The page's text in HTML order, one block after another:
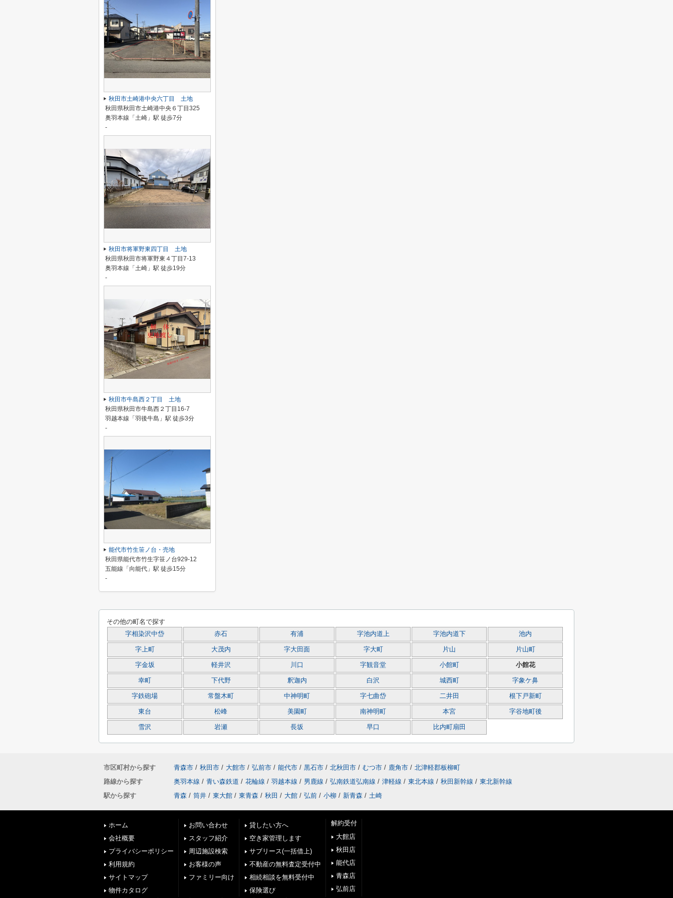
秋田市土崎港中央六丁目 土地
秋田県秋田市土崎港中央６丁目325
奥羽本線「土崎」駅 徒歩7分
-
秋田市将軍野東四丁目 土地
秋田県秋田市将軍野東４丁目7-13
奥羽本線「土崎」駅 徒歩19分
-
秋田市牛島西２丁目 土地
秋田県秋田市牛島西２丁目16-7
羽越本線「羽後牛島」駅 徒歩3分
-
能代市竹生笹ノ台・売地
秋田県能代市竹生字笹ノ台929-12
五能線「向能代」駅 徒歩15分
-
その他の町名で探す
字相染沢中岱 赤石 有浦 字池内道上 字池内道下 池内
字上町 大茂内 字大田面 字大町 片山 片山町
字金坂 軽井沢 川口 字観音堂 小館町 小館花
幸町 下代野 釈迦内 白沢 城西町 字象ケ鼻
字鉄砲場 常盤木町 中神明町 字七曲岱 二井田 根下戸新町
東台 松峰 美園町 南神明町 本宮 字谷地町後
雪沢 岩瀬 長坂 早口 比内町扇田
市区町村から探す 青森市 / 秋田市 / 大館市 / 弘前市 / 能代市 / 黒石市 / 北秋田市 / むつ市 / 鹿角市 / 北津軽郡板柳町
路線から探す
奥羽本線 / 青い森鉄道 / 花輪線 / 羽越本線 / 男鹿線 / 弘南鉄道弘南線 / 津軽線 / 東北本線 / 秋田新幹線 / 東北新幹線
駅から探す
青森 / 筒井 / 東大館 / 東青森 / 秋田 / 大館 / 弘前 / 小柳 / 新青森 / 土崎
ホーム
会社概要
プライバシーポリシー
利用規約
サイトマップ
物件カタログ
お問い合わせ
スタッフ紹介
周辺施設検索
お客様の声
ファミリー向け
貸したい方へ
空き家管理します
サブリース(一括借上)
不動産の無料査定受付中
相続相談を無料受付中
保険選び
解約受付
大館店
秋田店
能代店
青森店
弘前店